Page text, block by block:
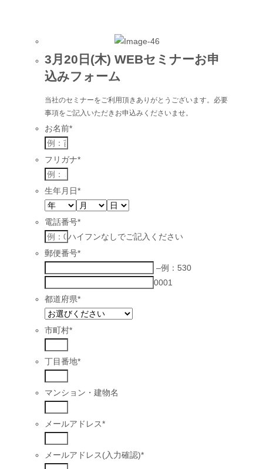
3月20日(木) WEBセミナーお申
込みフォーム
当社のセミナーをご利用頂きありがとうございます。必要
事項をご記入いただきお申込みくださいませ。
お名前*
フリガナ*
生年月日*
電話番号*
ハイフンなしでご記入ください
郵便番号*
–例：530
0001
都道府県*
市町村*
丁目番地*
マンション・建物名
メールアドレス*
メールアドレス(入力確認)*